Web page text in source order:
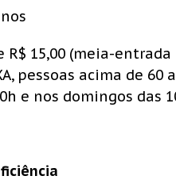
R$ 15,00 (meia-
pessoas acima de
e nos domingos das